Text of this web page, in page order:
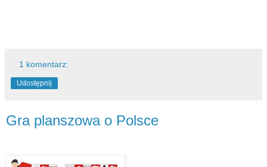
1 komentarz:
Udostępnij
Gra planszowa o Polsce